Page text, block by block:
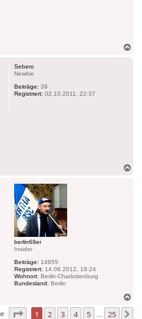
Sebero
Newbie
Beiträge: 39
Registriert: 02.10.2011, 22:37
berlin69er
Insider
Beiträge: 14955
Registriert: 14.08.2012, 19:24
Wohnort: Berlin-Charlottenburg
Bundesland: Berlin
Seite von25
1 2 3 4 5 25